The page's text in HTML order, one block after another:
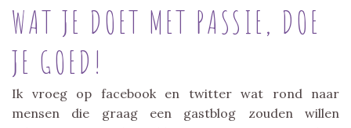
WAT JE DOET MET PASSIE, DOE
JE GOED!
Ik vroeg op facebook en twitter wat rond naar
mensen die graag een gastblog zouden willen